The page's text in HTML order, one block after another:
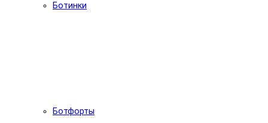
Ботинки
Ботфорты